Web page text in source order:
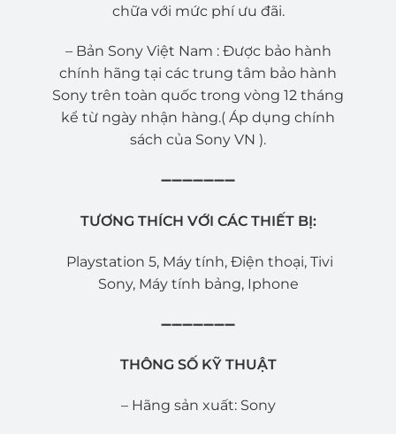
chữa với mức phí ưu đãi.
– Bản Sony Việt Nam : Được bảo hành
chính hãng tại các trung tâm bảo hành
Sony trên toàn quốc trong vòng 12 tháng
kể từ ngày nhận hàng.( Áp dụng chính
sách của Sony VN ).
➖➖➖➖➖➖➖
TƯƠNG THÍCH VỚI CÁC THIẾT BỊ:
Playstation 5, Máy tính, Điện thoại, Tivi
Sony, Máy tính bảng, Iphone
➖➖➖➖➖➖➖
THÔNG SỐ KỸ THUẬT
– Hãng sản xuất: Sony